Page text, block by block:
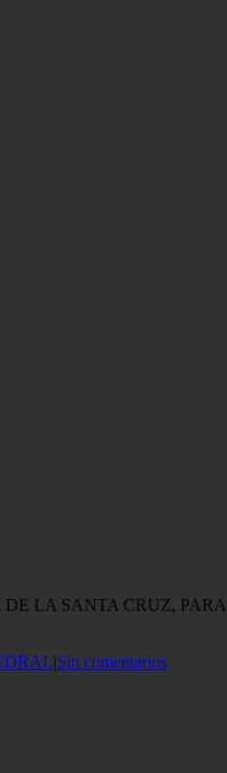
LA SANTA CRUZ,
|Sin comentarios